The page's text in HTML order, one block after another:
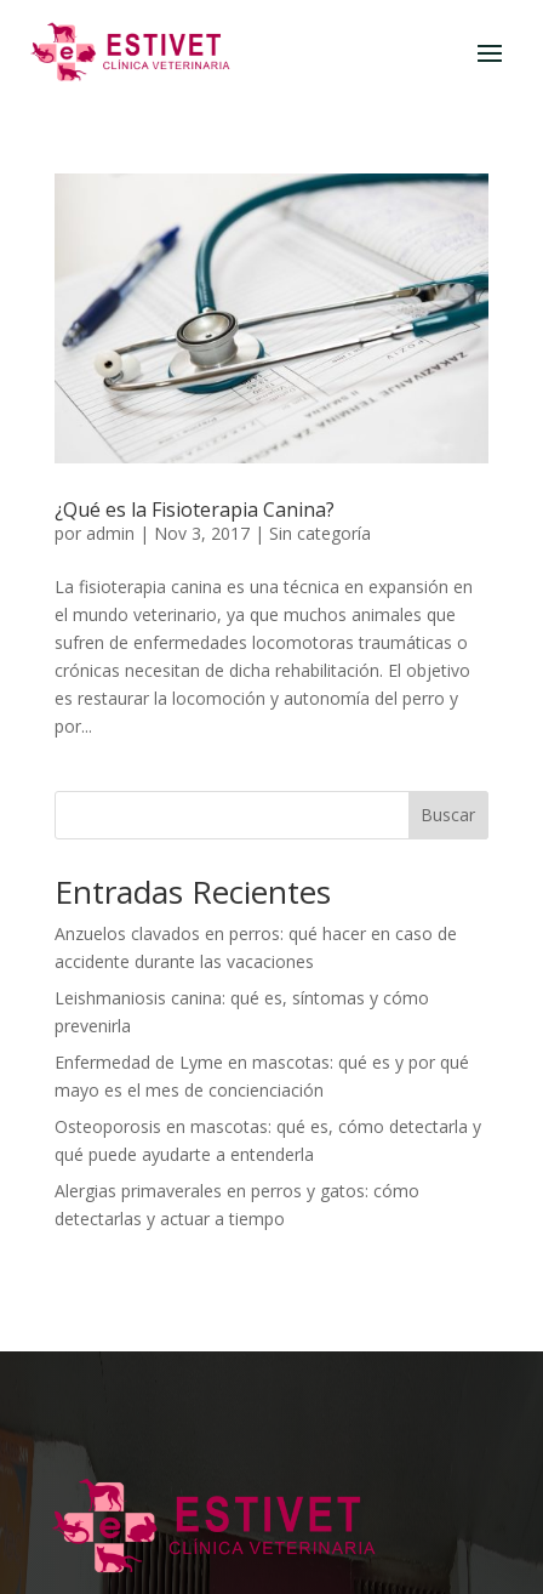
¿Qué es la Fisioterapia Canina?
por admin | Nov 3, 2017| Sin categoría
La fisioterapia canina es una técnica en expansión en
el mundo veterinario, ya que muchos animales que
sufren de enfermedades locomotoras traumáticas o
crónicas necesitan de dicha rehabilitación. El objetivo
es restaurar la locomoción y autonomía del perro y
por...
Buscar
Entradas Recientes
Anzuelos clavados en perros: qué hacer en caso de
accidente durante las vacaciones
Leishmaniosis canina: qué es, síntomas y cómo
prevenirla
Enfermedad de Lyme en mascotas: qué es y por qué
mayo es el mes de concienciación
Osteoporosis en mascotas: qué es, cómo detectarla y
qué puede ayudarte a entenderla
Alergias primaverales en perros y gatos: cómo
detectarlas y actuar a tiempo